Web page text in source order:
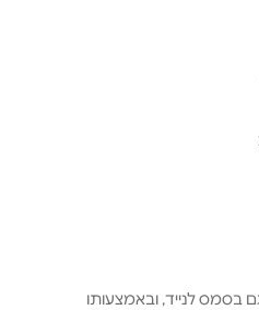
בסמס לנייד, ובאמצעותו